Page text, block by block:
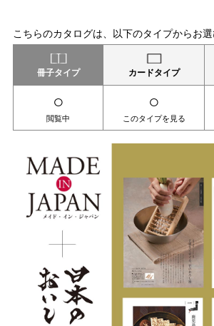
こちらのカタログは、以下のタイプからお
冊子タイプ カードタイプ
○
閲覧中
○
このタイプを見る